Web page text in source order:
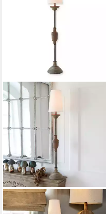
MIRABEAU
Tischleuchte Tischlampe